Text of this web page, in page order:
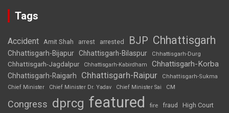
Tags
Accident Amit Shah arrest arrested BJP Chhattisgarh
Chhattisgarh-Bijapur Chhattisgarh-Bilaspur Chhattisgarh-Durg
Chhattisgarh-Jagdalpur Chhattisgarh-Kabirdham Chhattisgarh-Korba
Chhattisgarh-Raigarh Chhattisgarh-Raipur
Chhattisgarh-Sukma
Chief Minister
Chief Minister Dr. Yadav Chief Minister Sai CM
Congress dprcg featured fire fraud High Court